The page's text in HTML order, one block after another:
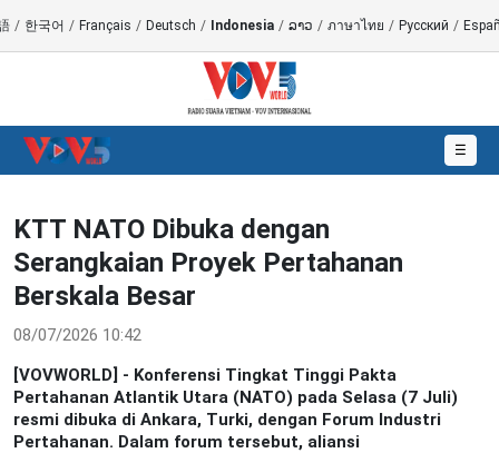
/ 한국어 / Français / Deutsch / Indonesia / ລາວ / ภาษาไทย / Русский /
☰
KTT NATO Dibuka dengan
Serangkaian Proyek Pertahanan
Berskala Besar
08/07/2026 10:42
[VOVWORLD] - Konferensi Tingkat Tinggi Pakta
Pertahanan Atlantik Utara (NATO) pada Selasa (7 Juli)
resmi dibuka di Ankara, Turki, dengan Forum Industri
Pertahanan. Dalam forum tersebut, aliansi